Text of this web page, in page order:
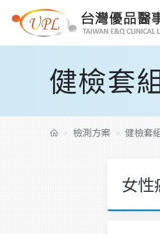
健檢套
檢測方案 健檢套
女性